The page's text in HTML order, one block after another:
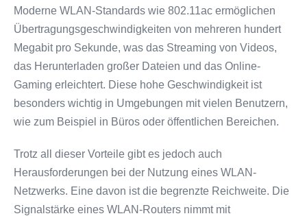
Moderne WLAN-Standards wie 802.11ac ermöglichen
Übertragungsgeschwindigkeiten von mehreren hundert
Megabit pro Sekunde, was das Streaming von Videos,
das Herunterladen großer Dateien und das Online-
Gaming erleichtert. Diese hohe Geschwindigkeit ist
besonders wichtig in Umgebungen mit vielen Benutzern,
wie zum Beispiel in Büros oder öffentlichen Bereichen.
Trotz all dieser Vorteile gibt es jedoch auch
Herausforderungen bei der Nutzung eines WLAN-
Netzwerks. Eine davon ist die begrenzte Reichweite. Die
Signalstärke eines WLAN-Routers nimmt mit